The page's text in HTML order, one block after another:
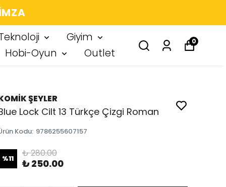
Giyim
Hobi-Oyun Outlet
0
ŞEYLER
Lock Cilt 13 Türkçe Çizgi Roman
Kodu: 9786255607157
%11 ₺ 280.00
₺ 250.00